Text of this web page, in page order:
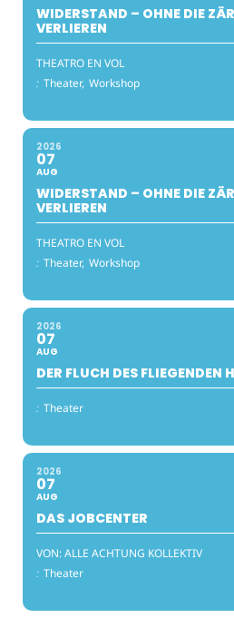
WIDERSTAND – OHNE DIE
VERLIEREN
THEATRO EN VOL
: Theater, Workshop
2026
07
AUG
WIDERSTAND – OHNE DIE
VERLIEREN
THEATRO EN VOL
: Theater, Workshop
2026
07
AUG
DER FLUCH DES FLIEGENDEN
: Theater
2026
07
AUG
DAS JOBCENTER
VON: ALLE ACHTUNG KOLLEKTIV
: Theater